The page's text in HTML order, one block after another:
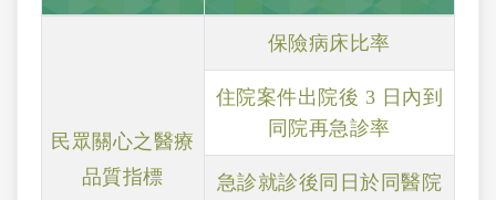
民眾關心之醫療
品質指標
保險病床比率
住院案件出院後 3 日內到
同院再急診率
急診就診後同日於同醫院